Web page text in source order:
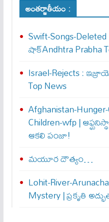
అంతర్జాతీయం :
Swift-Songs-Deleted
షాక్Andhtra Prabha
Israel-Rejects :
Top News
Afghanistan-
Children-wfp |
ఆకలి పంజా!
మయూర దౌత్యం…
Lohit-River-
Mystery | ప్రకృతి